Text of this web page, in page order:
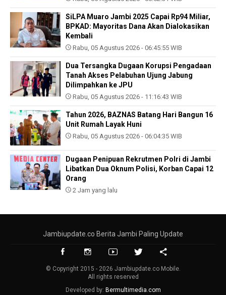
SiLPA Muaro Jambi 2025 Capai Rp94 Miliar,
BPKAD: Mayoritas Dana Akan Dialokasikan
Kembali
Rabu, 05 Agustus 2026 - 06:45:55 WIB
Dua Tersangka Dugaan Korupsi Pengadaan
Tanah Akses Pelabuhan Ujung Jabung
Dilimpahkan ke JPU
Rabu, 05 Agustus 2026 - 11:16:43 WIB
Tahun 2026, BAZNAS Batang Hari Bangun 16
Unit Rumah Layak Huni
Rabu, 05 Agustus 2026 - 06:04:35 WIB
Dugaan Penipuan Rekrutmen Polri di Jambi
Libatkan Dua Oknum Polisi, Korban Capai 12
Orang
2 Jam yang lalu
Jambiupdate.co Berita Jambi Paling Update
© Copyright 2015 - 2026 Jambiupdate.co Mobile.
All rights reserved
Developed by: Bermultimedia.com